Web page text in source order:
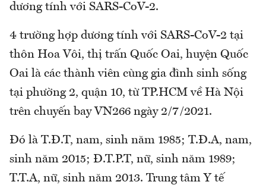
dương tính với SARS-CoV-2.
4 trường hợp dương tính với SARS-CoV-2 tại
thôn Hoa Vôi, thị trấn Quốc Oai, huyện Quốc
Oai là các thành viên cùng gia đình sinh sống
tại phường 2, quận 10, từ TP.HCM về Hà Nội
trên chuyến bay VN266 ngày 2/7/2021.
Đó là T.Đ.T, nam, sinh năm 1985; T.Đ.A, nam,
sinh năm 2015; Đ.T.P.T, nữ, sinh năm 1989;
T.T.A, nữ, sinh năm 2013. Trung tâm Y tế